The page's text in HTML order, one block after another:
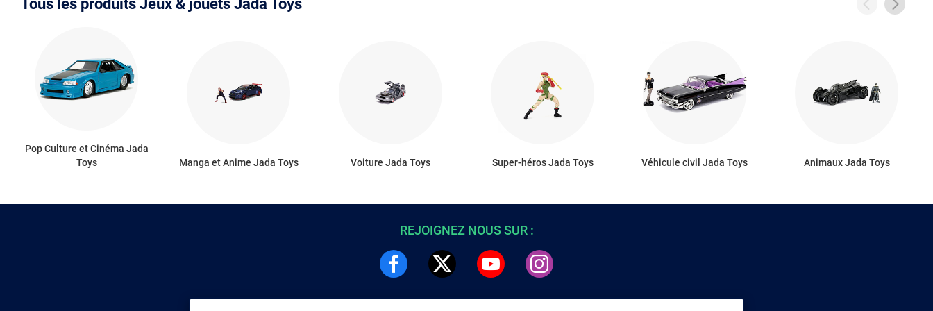
Tous les produits Jeux & jouets Jada Toys
Pop Culture et Cinéma Jada
Toys
Manga et Anime Jada Toys Voiture Jada Toys Super-héros Jada Toys Véhicule civil Jada Toys Animaux Jada Toys
REJOIGNEZ NOUS SUR :